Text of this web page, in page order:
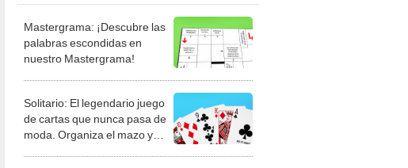
Mastergrama: ¡Descubre las
palabras escondidas en
nuestro Mastergrama!
Solitario: El legendario juego
de cartas que nunca pasa de
moda. Organiza el mazo y